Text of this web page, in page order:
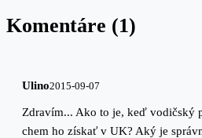
Komentáre (1)
Ulino2015-09-07
Zdravím... Ako to je, keď vodičský
chem ho získať v UK? Aký je